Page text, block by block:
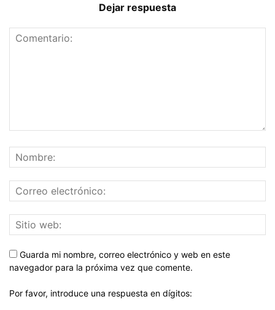
Dejar respuesta
Guarda mi nombre, correo electrónico y web en este
navegador para la próxima vez que comente.
Por favor, introduce una respuesta en dígitos: